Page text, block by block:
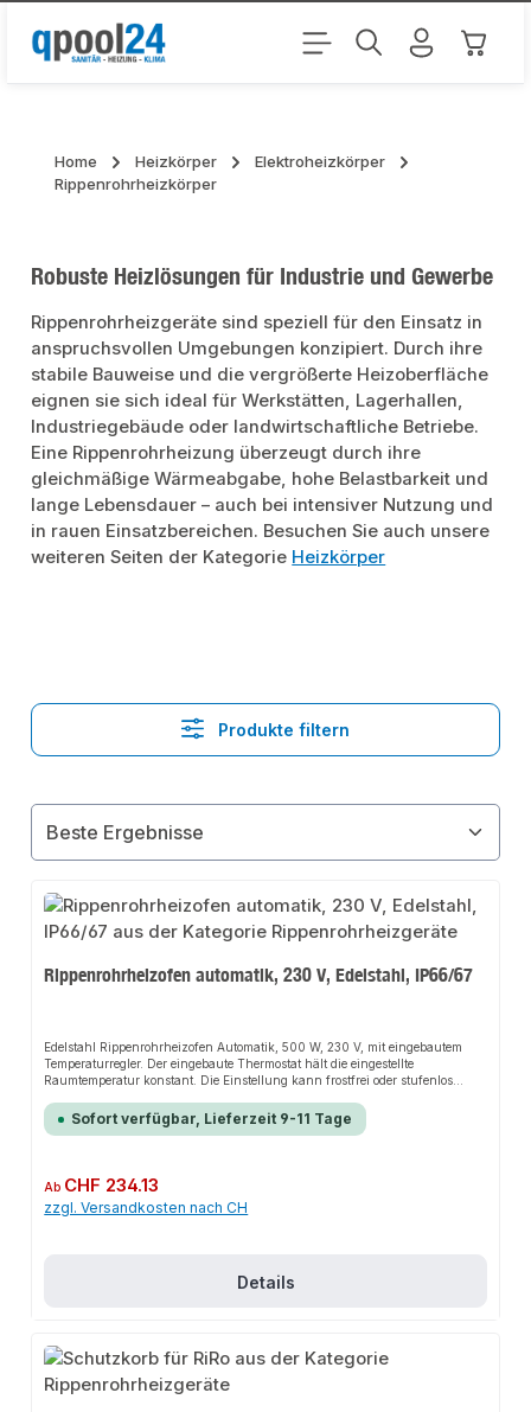
Zum Hauptinhalt springen
Home Heizkörper
Elektroheizkörper
Rippenrohrheizkörper
Robuste Heizlösungen für Industrie und Gewerbe
Rippenrohrheizgeräte sind speziell für den Einsatz in
anspruchsvollen Umgebungen konzipiert. Durch ihre
stabile Bauweise und die vergrößerte Heizoberfläche
eignen sie sich ideal für Werkstätten, Lagerhallen,
Industriegebäude oder landwirtschaftliche Betriebe.
Eine Rippenrohrheizung überzeugt durch ihre
gleichmäßige Wärmeabgabe, hohe Belastbarkeit und
lange Lebensdauer – auch bei intensiver Nutzung und
in rauen Einsatzbereichen. Besuchen Sie auch unsere
weiteren Seiten der Kategorie Heizkörper
Produkte filtern
Rippenrohrheizofen automatik, 230 V, Edelstahl, IP66/67
Edelstahl Rippenrohrheizofen Automatik, 500 W, 230 V, mit eingebautem
Temperaturregler. Der eingebaute Thermostat hält die eingestellte
Raumtemperatur konstant. Die Einstellung kann frostfrei oder stufenlos
gezielt gesteuert werden. Die eingebaute Signalleuchte zeigt dabei an, wenn
das Gerät eingeschaltet ist. Staub- und wasserdicht Schutzart IP66 / IP67.
Kabelverschraubung M20.Die Installation nicht-steckerfertiger Geräte ist
vorzunehmen.
Sofort verfügbar, Lieferzeit 9-11 Tage
Regulärer Preis:
Ab CHF 234.13
zzgl. Versandkosten nach CH
Details